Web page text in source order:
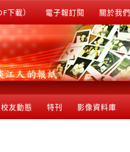
下載） 電子報訂閱 關於我們
校友動態 特刊 影像資料庫